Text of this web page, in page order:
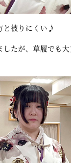
と被りにくい♪
したが、草履でも